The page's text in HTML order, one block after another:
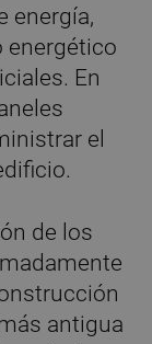
energía,
energético
En
el
de los
antigua